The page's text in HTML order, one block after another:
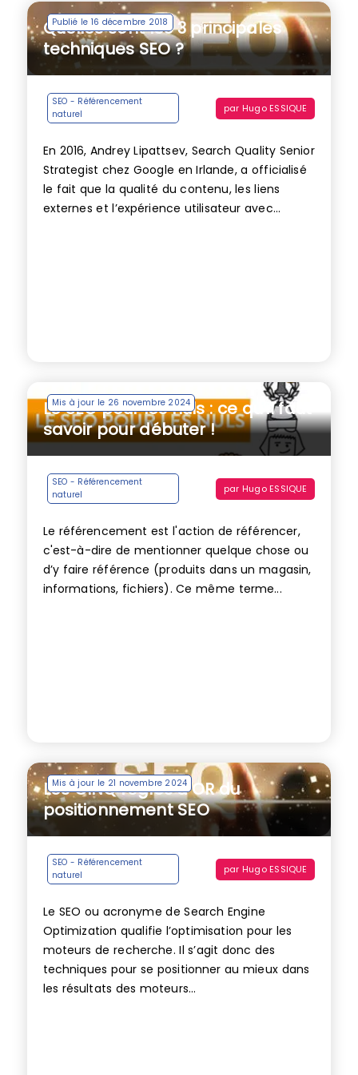
Publié le 16 décembre 2018
Quelles sont les 3 principales
techniques SEO ?
SEO - Référencement
naturel
par Hugo ESSIQUE
En 2016, Andrey Lipattsev, Search Quality Senior
Strategist chez Google en Irlande, a officialisé
le fait que la qualité du contenu, les liens
externes et l’expérience utilisateur avec...
Mis à jour le 26 novembre 2024
Le SEO pour les nuls : ce qu’il faut
savoir pour débuter !
SEO - Référencement
naturel
par Hugo ESSIQUE
Le référencement est l'action de référencer,
c'est-à-dire de mentionner quelque chose ou
d’y faire référence (produits dans un magasin,
informations, fichiers). Ce même terme...
Mis à jour le 21 novembre 2024
Les CINQ règles d’OR du
positionnement SEO
SEO - Référencement
naturel
par Hugo ESSIQUE
Le SEO ou acronyme de Search Engine
Optimization qualifie l’optimisation pour les
moteurs de recherche. Il s’agit donc des
techniques pour se positionner au mieux dans
les résultats des moteurs...